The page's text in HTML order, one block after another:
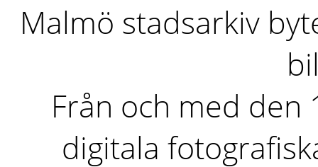
Malmö stadsarkiv
Från och med den
digitala